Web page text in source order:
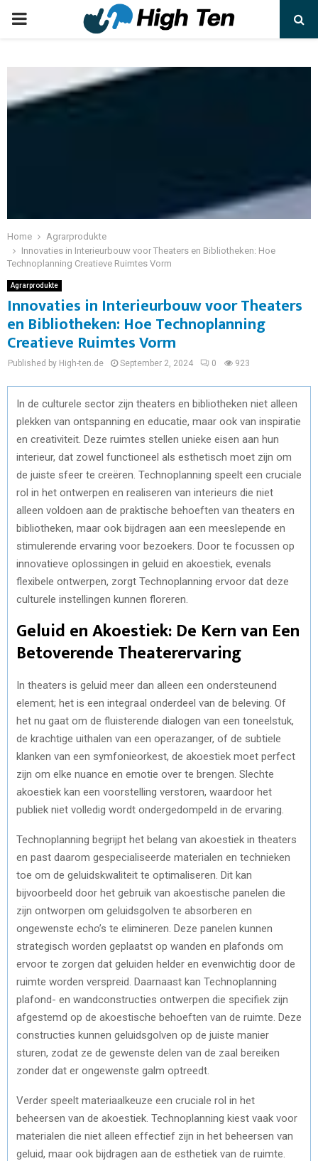
Home
Agrarprodukte
Innovaties in Interieurbouw voor Theaters en Bibliotheken: Hoe
Technoplanning Creatieve Ruimtes Vorm
Agrarprodukte
Innovaties in Interieurbouw voor Theaters
en Bibliotheken: Hoe Technoplanning
Creatieve Ruimtes Vorm
Published by High-ten.de September 2, 2024 0 923
In de culturele sector zijn theaters en bibliotheken niet alleen
plekken van ontspanning en educatie, maar ook van inspiratie
en creativiteit. Deze ruimtes stellen unieke eisen aan hun
interieur, dat zowel functioneel als esthetisch moet zijn om
de juiste sfeer te creëren. Technoplanning speelt een cruciale
rol in het ontwerpen en realiseren van interieurs die niet
alleen voldoen aan de praktische behoeften van theaters en
bibliotheken, maar ook bijdragen aan een meeslepende en
stimulerende ervaring voor bezoekers. Door te focussen op
innovatieve oplossingen in geluid en akoestiek, evenals
flexibele ontwerpen, zorgt Technoplanning ervoor dat deze
culturele instellingen kunnen floreren.
Geluid en Akoestiek: De Kern van Een
Betoverende Theaterervaring
In theaters is geluid meer dan alleen een ondersteunend
element; het is een integraal onderdeel van de beleving. Of
het nu gaat om de fluisterende dialogen van een toneelstuk,
de krachtige uithalen van een operazanger, of de subtiele
klanken van een symfonieorkest, de akoestiek moet perfect
zijn om elke nuance en emotie over te brengen. Slechte
akoestiek kan een voorstelling verstoren, waardoor het
publiek niet volledig wordt ondergedompeld in de ervaring.
Technoplanning begrijpt het belang van akoestiek in theaters
en past daarom gespecialiseerde materialen en technieken
toe om de geluidskwaliteit te optimaliseren. Dit kan
bijvoorbeeld door het gebruik van akoestische panelen die
zijn ontworpen om geluidsgolven te absorberen en
ongewenste echo’s te elimineren. Deze panelen kunnen
strategisch worden geplaatst op wanden en plafonds om
ervoor te zorgen dat geluiden helder en evenwichtig door de
ruimte worden verspreid. Daarnaast kan Technoplanning
plafond- en wandconstructies ontwerpen die specifiek zijn
afgestemd op de akoestische behoeften van de ruimte. Deze
constructies kunnen geluidsgolven op de juiste manier
sturen, zodat ze de gewenste delen van de zaal bereiken
zonder dat er ongewenste galm optreedt.
Verder speelt materiaalkeuze een cruciale rol in het
beheersen van de akoestiek. Technoplanning kiest vaak voor
materialen die niet alleen effectief zijn in het beheersen van
geluid, maar ook bijdragen aan de esthetiek van de ruimte.